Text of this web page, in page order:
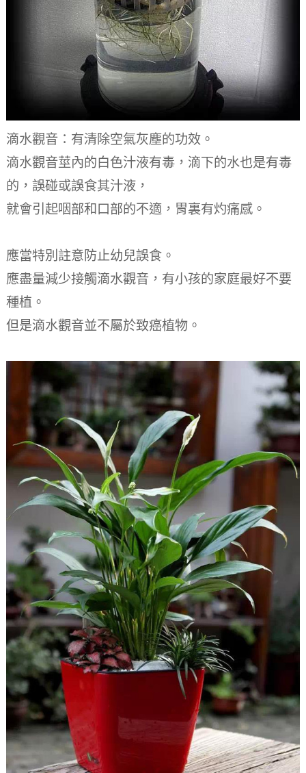
滴水觀音：有清除空氣灰塵的功效。
滴水觀音莖內的白色汁液有毒，滴下的水也是有毒
的，誤碰或誤食其汁液，
就會引起咽部和口部的不適，胃裏有灼痛感。
應當特別註意防止幼兒誤食。
應盡量減少接觸滴水觀音，有小孩的家庭最好不要
種植。
但是滴水觀音並不屬於致癌植物。